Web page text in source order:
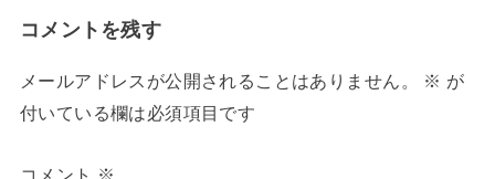
コメントを残す
メールアドレスが公開されることはありません。 ※ が
付いている欄は必須項目です
コメント ※